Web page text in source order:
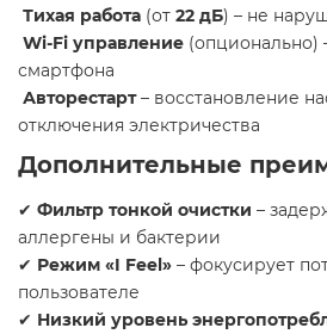
Тихая работа (от 22 дБ) – не
Wi-Fi управление (опционально)
смартфона
Авторестарт– восстановление
отключения электричества
Дополнительные
✔ Фильтр тонкой очистки –
аллергены и бактерии
✔ Режим «I Feel» – фокусирует
пользователе
✔ Низкий уровень